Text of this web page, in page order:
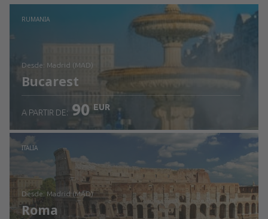
RUMANIA
desde: Madrid (MAD)
Bucarest
Revisa los detalles
A PARTIR DE: 90 EUR
ITALIA
desde: Madrid (MAD)
Roma